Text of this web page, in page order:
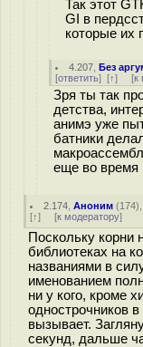
Так этот
GI в
которые их
4.207 ,Без
[ответить] [↑] [к
Зря ты так
детства,
анимэ уже
батники
еще во время
2.174 ,Аноним (174
[↑] [к модератору]
Поскольку корни
библиотеках на
названиями в
именованием
ни у кого, кроме
однострочников
вызывает.
секунд, дальше